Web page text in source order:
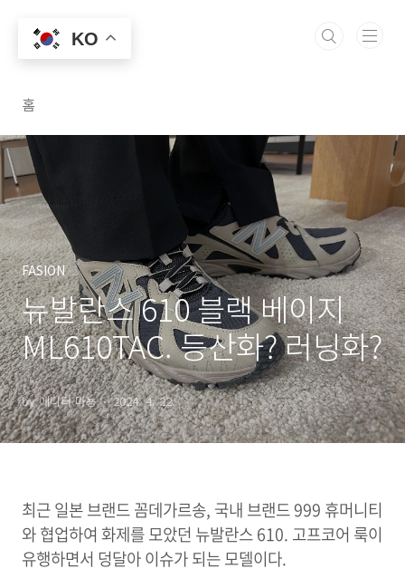
KO
메종 마뇽
홈
FASION
뉴발란스 610 블랙 베이지
ML610TAC. 등산화? 러닝화?
by 에디터 마뇽 2024. 4. 22.
최근 일본 브랜드 꼼데가르송, 국내 브랜드 999 휴머니티
와 협업하여 화제를 모았던 뉴발란스 610. 고프코어 룩이
유행하면서 덩달아 이슈가 되는 모델이다.